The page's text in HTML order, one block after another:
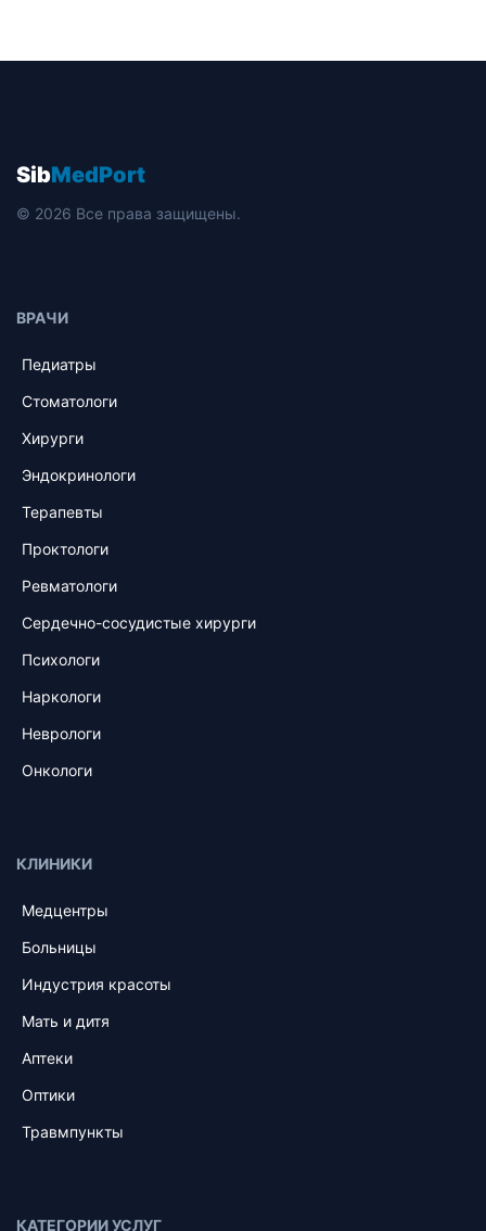
SibMedPort
© 2026 Все права защищены.
ВРАЧИ
Педиатры
Стоматологи
Хирурги
Эндокринологи
Терапевты
Проктологи
Ревматологи
Сердечно-сосудистые хирурги
Психологи
Наркологи
Неврологи
Онкологи
КЛИНИКИ
Медцентры
Больницы
Индустрия красоты
Мать и дитя
Аптеки
Оптики
Травмпункты
КАТЕГОРИИ УСЛУГ